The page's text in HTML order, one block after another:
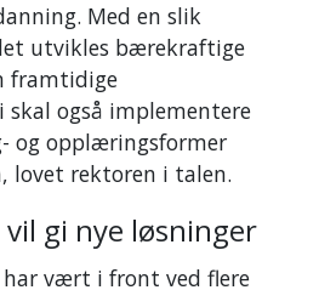
Med en slik
utvikles bærekraftige
framtidige
skal også implementere
og opplæringsformer
lovet rektoren i talen.
gi nye løsninger
vært i front ved flere